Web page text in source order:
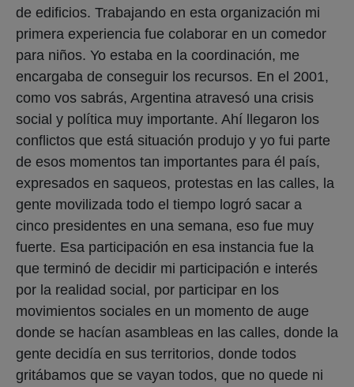
de edificios. Trabajando en esta organización mi
primera experiencia fue colaborar en un comedor
para niños. Yo estaba en la coordinación, me
encargaba de conseguir los recursos. En el 2001,
como vos sabrás, Argentina atravesó una crisis
social y política muy importante. Ahí llegaron los
conflictos que está situación produjo y yo fui parte
de esos momentos tan importantes para él país,
expresados en saqueos, protestas en las calles, la
gente movilizada todo el tiempo logró sacar a
cinco presidentes en una semana, eso fue muy
fuerte. Esa participación en esa instancia fue la
que terminó de decidir mi participación e interés
por la realidad social, por participar en los
movimientos sociales en un momento de auge
donde se hacían asambleas en las calles, donde la
gente decidía en sus territorios, donde todos
gritábamos que se vayan todos, que no quede ni